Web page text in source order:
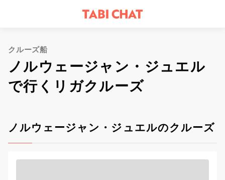
クルーズ船
ノルウェージャン・ジュエル
で行くリガクルーズ
ノルウェージャン・ジュエルのクルーズ